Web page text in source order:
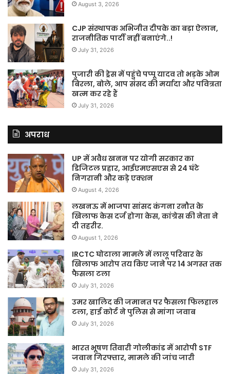
August 3, 2026
CJP संस्थापक अभिजीत दीपके का बड़ा ऐलान,
राजनीतिक पार्टी नहीं बनाएंगे..!
July 31, 2026
पुजारी की ड्रेस में पहुंचे पप्पू यादव तो भड़के ओम
बिरला, बोले, आप संसद की मर्यादा और पवित्रता
खत्म कर रहे हैं
July 31, 2026
अपराध
UP में अवैध खनन पर योगी सरकार का
डिजिटल प्रहार, आईएमएसएस से 24 घंटे
निगरानी और कड़े एक्शन
August 4, 2026
लखनऊ में भाजपा सांसद कंगना रनौत के
खिलाफ केस दर्ज होगा केस, कांग्रेस की नेता ने
दी तहरीर.
August 1, 2026
IRCTC घोटाला मामले में लालू परिवार के
खिलाफ आरोप तय किए जाने पर 14 अगस्त तक
फैसला टला
July 31, 2026
उमर खालिद की जमानत पर फैसला फिलहाल
टला, हाई कोर्ट ने पुलिस से मांगा जवाब
July 31, 2026
भारत भूषण तिवारी गोलीकांड में आरोपी STF
जवान गिरफ्तार, मामले की जांच जारी
July 31, 2026